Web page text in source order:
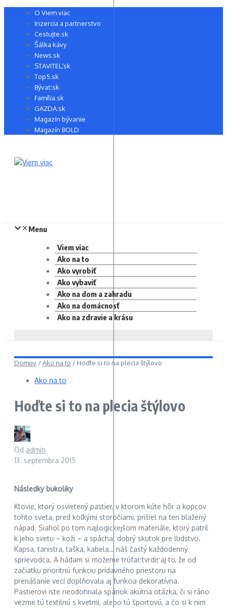
Preskočiť O Viem viac
Inzercia a partnerstvo
Cestujte.sk
Šálka kávy
News.sk
STAVITEĽ.sk
Top5.sk
Bývať.sk
Família.sk
GAZDA.sk
Magazín bývanie
Magazín BOLD
Menu
Viem viac
Ako na to
Ako vyrobiť
Ako vybaviť
Ako na dom a zahradu
Ako na domácnosť
Ako na zdravie a krásu
Domov /Ako na to / Hoďte si to na plecia štýlovo
Ako na to
Hoďte si to na plecia štýlovo
Od admin
13. septembra 2015
Následky bukoliky
Ktovie, ktorý osvietený pastier, v ktorom kúte hôr a kopcov
tohto sveta, pred koľkými storočiami, prišiel na ten blažený
nápad. Siahol po tom najlogickejšom materiále, ktorý patril
k jeho svetu – koži – a spáchal dobrý skutok pre ľudstvo.
Kapsa, tanistra, taška, kabela… náš častý každodenný
sprievodca. A hádam si možeme trúfať tvrdiť aj to, že od
začiatku prioritnú funkciu prídavného priestoru na
prenášanie vecí doplňovala aj funkcia dekoratívna.
Pastierovi iste neodohnala spánok akútna otázka, či si ráno
vezme tú textilnú s kvetmi, alebo tú športovú, a čo si k nim